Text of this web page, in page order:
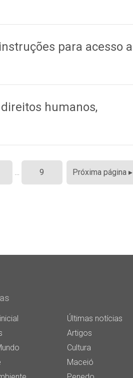
para acesso a
humanos,
… 9 Próxima página ▸
Últimas notícias
Artigos
Cultura
Maceió